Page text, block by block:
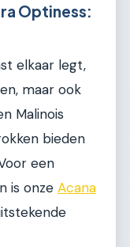
Optiness:
elkaar legt,
maar ook
Malinois
bieden
een
is onze Acana